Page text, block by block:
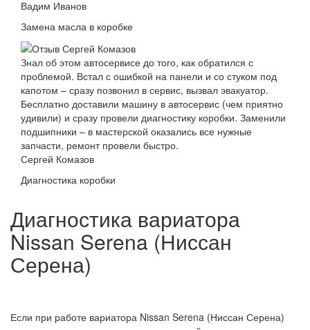
Вадим Иванов
Замена масла в коробке
Знал об этом автосервисе до того, как обратился с
проблемой. Встал с ошибкой на панели и со стуком под
капотом – сразу позвонил в сервис, вызвал эвакуатор.
Бесплатно доставили машину в автосервис (чем приятно
удивили) и сразу провели диагностику коробки. Заменили
подшипники – в мастерской оказались все нужные
запчасти, ремонт провели быстро.
Сергей Комазов
Диагностика коробки
Диагностика вариатора
Nissan Serena (Ниссан
Серена)
Если при работе вариатора Nissan Serena (Ниссан Серена)